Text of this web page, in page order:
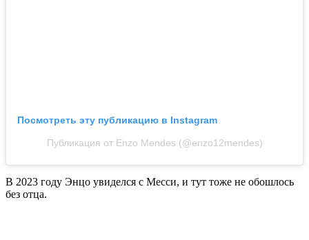
Посмотреть эту публикацию в Instagram
Публикация от Enzo Mendes (@enzo12mendes)
В 2023 году Энцо увиделся с Месси, и тут тоже не обошлось
без отца.